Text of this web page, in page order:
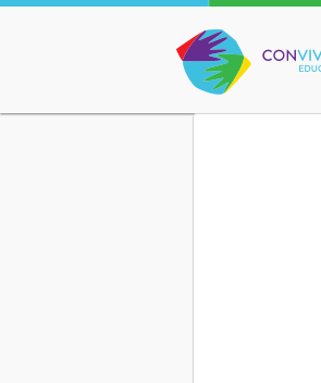
Conviva Educação